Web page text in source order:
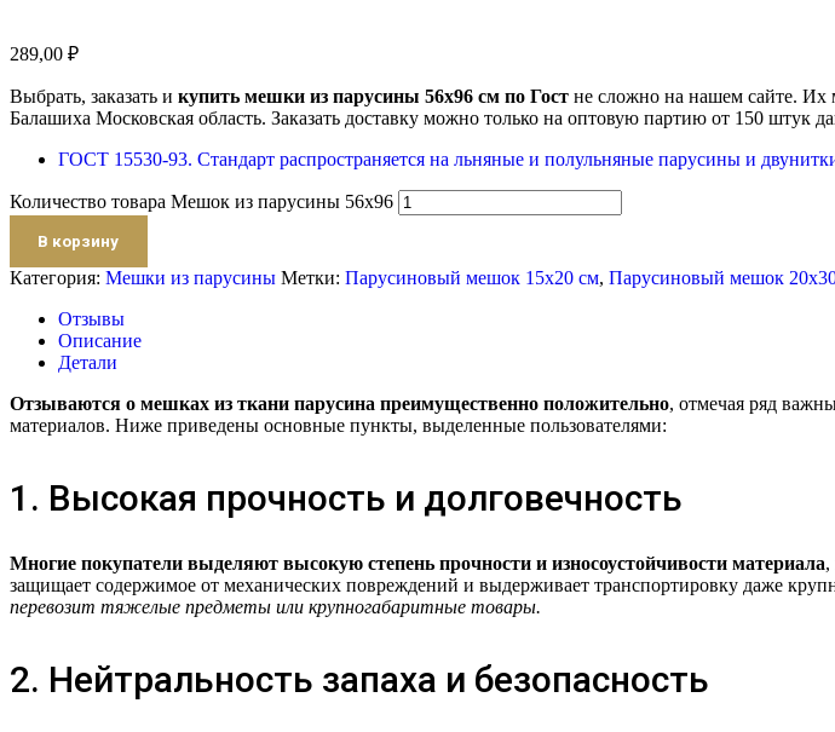
289,00 ₽
Выбрать, заказать и купить мешки из парусины 56х96 см по Гост не сложно на нашем сайте. Их
Балашиха Московская область. Заказать доставку можно только на оптовую партию от 150 штук
ГОСТ 15530-93. Стандарт распространяется на льняные и полульняные парусины и
Количество товара Мешок из парусины 56х96
В корзину
Категория: Мешки из парусины Метки: Парусиновый мешок 15х20 см, Парусиновый мешок
Отзывы
Описание
Детали
Отзываются о мешках из ткани парусина преимущественно положительно, отмечая ряд
материалов. Ниже приведены основные пункты, выделенные пользователями:
1. Высокая прочность и долговечность
Многие покупатели выделяют высокую степень прочности и износоустойчивости материала,
защищает содержимое от механических повреждений и выдерживает транспортировку даже
перевозит тяжелые предметы или крупногабаритные товары.
2. Нейтральность запаха и безопасность